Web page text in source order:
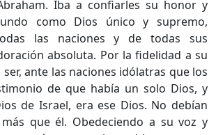
Iba a confiarles su honor y
como Dios único y supremo,
las naciones y de todas sus
absoluta. Por la fidelidad a su
ante las naciones idólatras que los
de que había un solo Dios, y
de Israel, era ese Dios. No debían
que él. Obedeciendo a su voz y